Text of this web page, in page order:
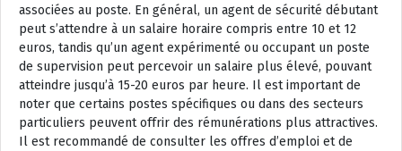
associées au poste. En général, un agent de sécurité débutant
peut s’attendre à un salaire horaire compris entre 10 et 12
euros, tandis qu’un agent expérimenté ou occupant un poste
de supervision peut percevoir un salaire plus élevé, pouvant
atteindre jusqu’à 15-20 euros par heure. Il est important de
noter que certains postes spécifiques ou dans des secteurs
particuliers peuvent offrir des rémunérations plus attractives.
Il est recommandé de consulter les offres d’emploi et de